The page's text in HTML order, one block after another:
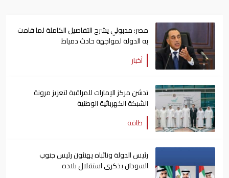
مصر: مدبولي يشرح التفاصيل الكاملة لما قامت
به الدولة لمواجهة حادث دمياط
أخبار
تدشن مركز الإمارات للمراقبة لتعزيز مرونة
الشبكة الكهربائية الوطنية
طاقة
رئيس الدولة ونائباه يهنئون رئيس جنوب
السودان بذكرى استقلال بلاده